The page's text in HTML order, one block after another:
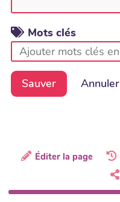
Mots clés
Sauver Annuler
Éditer la page